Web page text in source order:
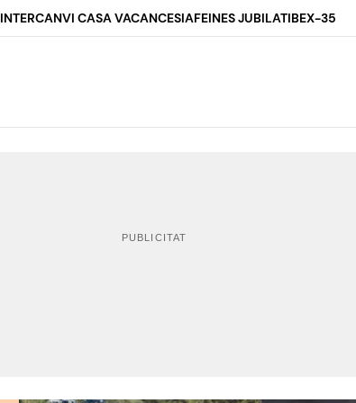
INTERCANVI CASA VACANCESIAFEINES JUBILATIBEX-35